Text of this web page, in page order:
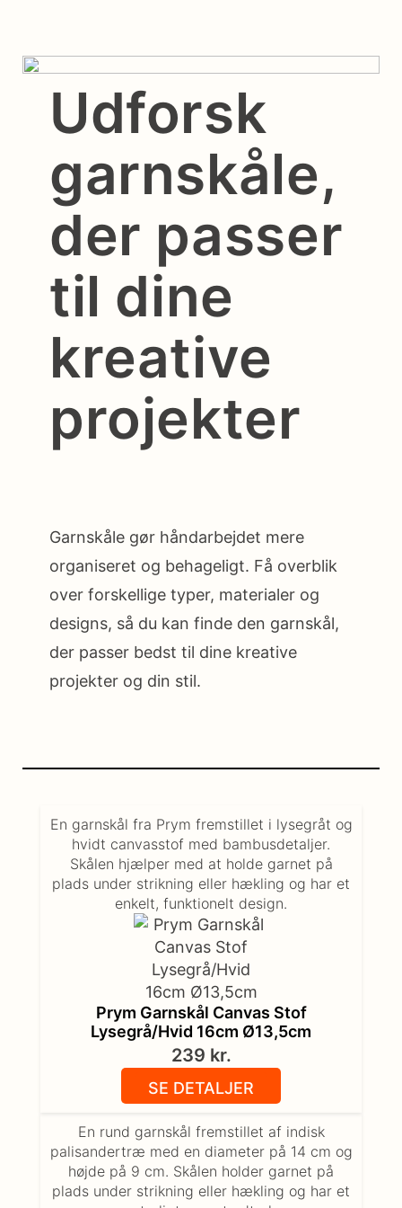
Udforsk
garnskåle,
der passer
til dine
kreative
projekter
Garnskåle gør håndarbejdet mere
organiseret og behageligt. Få overblik
over forskellige typer, materialer og
designs, så du kan finde den garnskål,
der passer bedst til dine kreative
projekter og din stil.
Prym Garnskål Canvas Stof
Lysegrå/Hvid 16cm Ø13,5cm
En garnskål fra Prym fremstillet i lysegråt og
hvidt canvasstof med bambusdetaljer.
Skålen hjælper med at holde garnet på
plads under strikning eller hækling og har et
enkelt, funktionelt design.
239 kr.
SE DETALJER
En rund garnskål fremstillet af indisk
palisandertræ med en diameter på 14 cm og
højde på 9 cm. Skålen holder garnet på
plads under strikning eller hækling og har et